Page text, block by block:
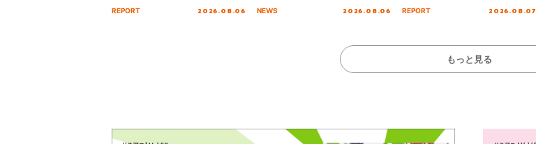
REPORT 2026.08.06 NEWS 2026.08.06 REPORT 2026.08.07
もっと見る